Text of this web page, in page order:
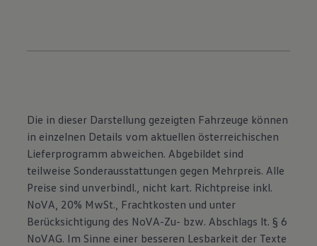
Die in dieser Darstellung gezeigten Fahrzeuge können
in einzelnen Details vom aktuellen österreichischen
Lieferprogramm abweichen. Abgebildet sind
teilweise Sonderausstattungen gegen Mehrpreis. Alle
Preise sind unverbindl., nicht kart. Richtpreise inkl.
NoVA, 20% MwSt., Frachtkosten und unter
Berücksichtigung des NoVA-Zu- bzw. Abschlags lt. § 6
NoVAG. Im Sinne einer besseren Lesbarkeit der Texte